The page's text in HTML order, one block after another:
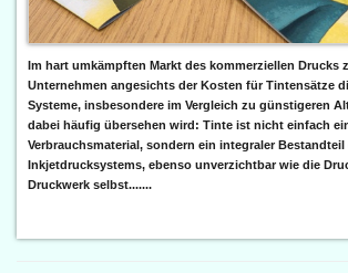
Im hart umkämpften Markt des kommerziellen Drucks
Unternehmen angesichts der Kosten für Tintensätze
Systeme, insbesondere im Vergleich zu günstigeren
dabei häufig übersehen wird: Tinte ist nicht einfach
Verbrauchsmaterial, sondern ein integraler Bestandteil
Inkjetdrucksystems, ebenso unverzichtbar wie die
Druckwerk selbst.......